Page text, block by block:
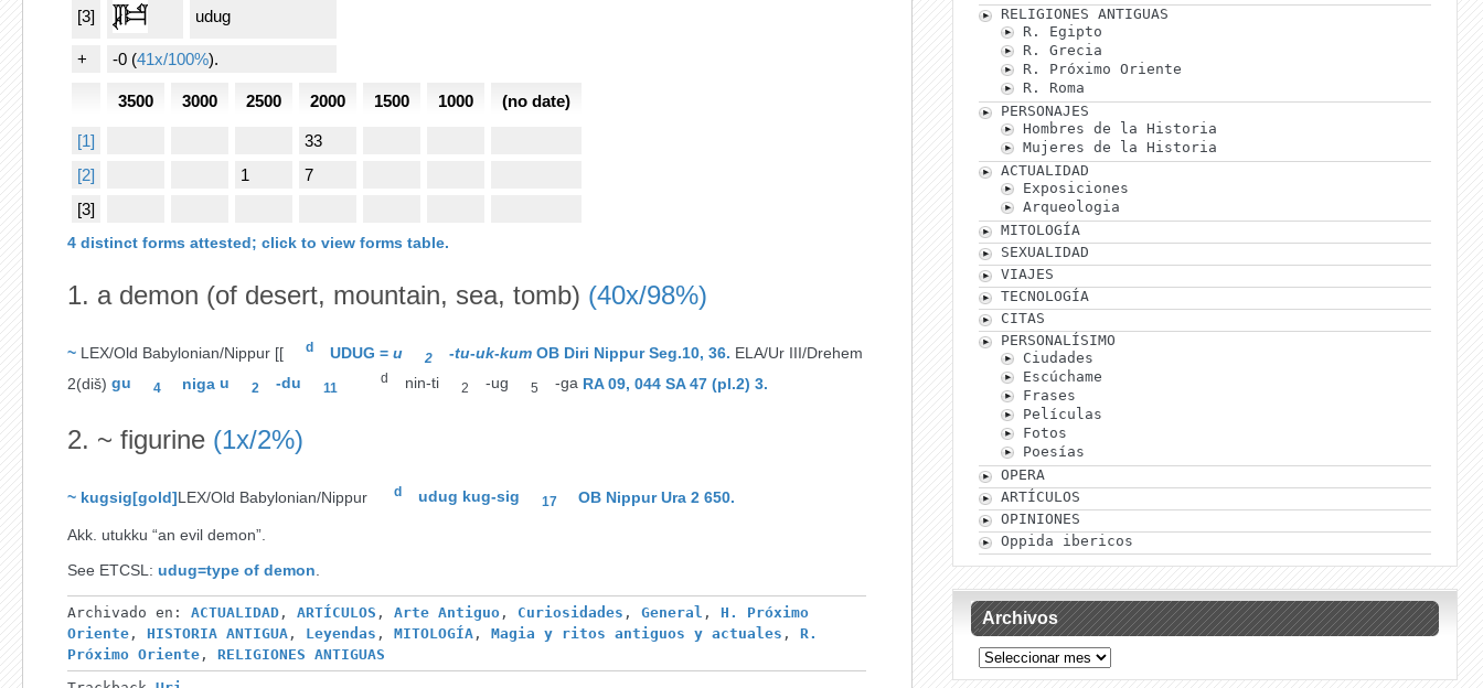
[3] udug
+ -0 (41x/100%).
3500 3000 2500 2000 1500 1000 (no date)
[1]
33
[2]
1
7
[3]
4 distinct forms attested; click to view forms table.
1. a demon (of desert, mountain, sea, tomb) (40x/98%)
~ LEX/Old Babylonian/Nippur [[ d UDUG =u 2 -tu-uk-kum OB Diri Nippur Seg.10, 36. ELA/Ur III/Drehem
2(diš) gu 4 niga u 2 -du 11
d nin-ti 2 -ug 5 -ga RA 09, 044 SA 47 (pl.2) 3.
2. ~ figurine (1x/2%)
~ kugsig[gold]LEX/Old Babylonian/Nippur d udug kug-sig 17 OB Nippur Ura 2 650.
Akk. utukku “an evil demon”.
See ETCSL:udug=type of demon
Archivado en:ACTUALIDAD ,ARTÍCULOS ,Arte Antiguo , Curiosidades ,General ,H. Próximo
Oriente ,HISTORIA ANTIGUA , Leyendas ,MITOLOGÍA ,Magia y ritos antiguos y actuales ,R.
Próximo Oriente ,RELIGIONES ANTIGUAS
RELIGIONES ANTIGUAS
R. Egipto
R. Grecia
R. Próximo Oriente
R. Roma
PERSONAJES
Hombres de la Historia
Mujeres de la Historia
ACTUALIDAD
Exposiciones
Arqueologia
MITOLOGÍA
SEXUALIDAD
VIAJES
TECNOLOGÍA
CITAS
PERSONALÍSIMO
Ciudades
Escúchame
Frases
Películas
Fotos
Poesías
OPERA
ARTÍCULOS
OPINIONES
Oppida ibericos
Archivos